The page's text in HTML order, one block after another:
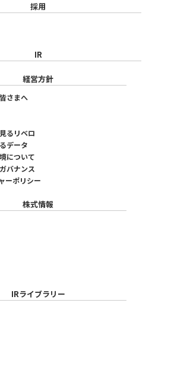
採用
IR
経営方針
さまへ
るリベロ
データ
について
バナンス
ーポリシー
株式情報
IRライブラリー